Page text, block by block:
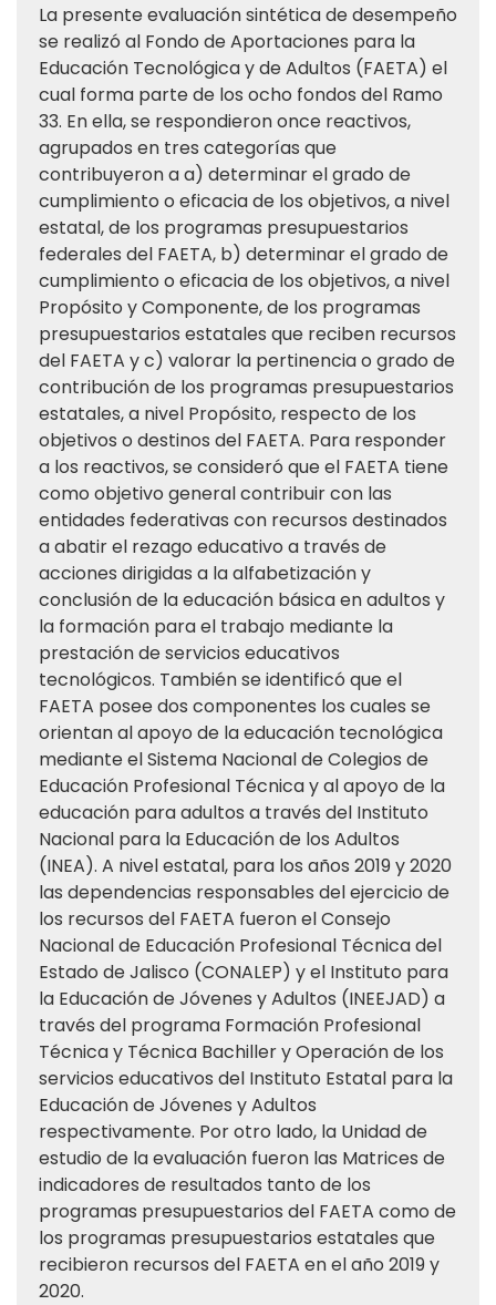
La presente evaluación sintética de desempeño
se realizó al Fondo de Aportaciones para la
Educación Tecnológica y de Adultos (FAETA) el
cual forma parte de los ocho fondos del Ramo
33. En ella, se respondieron once reactivos,
agrupados en tres categorías que
contribuyeron a a) determinar el grado de
cumplimiento o eficacia de los objetivos, a nivel
estatal, de los programas presupuestarios
federales del FAETA, b) determinar el grado de
cumplimiento o eficacia de los objetivos, a nivel
Propósito y Componente, de los programas
presupuestarios estatales que reciben recursos
del FAETA y c) valorar la pertinencia o grado de
contribución de los programas presupuestarios
estatales, a nivel Propósito, respecto de los
objetivos o destinos del FAETA. Para responder
a los reactivos, se consideró que el FAETA tiene
como objetivo general contribuir con las
entidades federativas con recursos destinados
a abatir el rezago educativo a través de
acciones dirigidas a la alfabetización y
conclusión de la educación básica en adultos y
la formación para el trabajo mediante la
prestación de servicios educativos
tecnológicos. También se identificó que el
FAETA posee dos componentes los cuales se
orientan al apoyo de la educación tecnológica
mediante el Sistema Nacional de Colegios de
Educación Profesional Técnica y al apoyo de la
educación para adultos a través del Instituto
Nacional para la Educación de los Adultos
(INEA). A nivel estatal, para los años 2019 y 2020
las dependencias responsables del ejercicio de
los recursos del FAETA fueron el Consejo
Nacional de Educación Profesional Técnica del
Estado de Jalisco (CONALEP) y el Instituto para
la Educación de Jóvenes y Adultos (INEEJAD) a
través del programa Formación Profesional
Técnica y Técnica Bachiller y Operación de los
servicios educativos del Instituto Estatal para la
Educación de Jóvenes y Adultos
respectivamente. Por otro lado, la Unidad de
estudio de la evaluación fueron las Matrices de
indicadores de resultados tanto de los
programas presupuestarios del FAETA como de
los programas presupuestarios estatales que
recibieron recursos del FAETA en el año 2019 y
2020.